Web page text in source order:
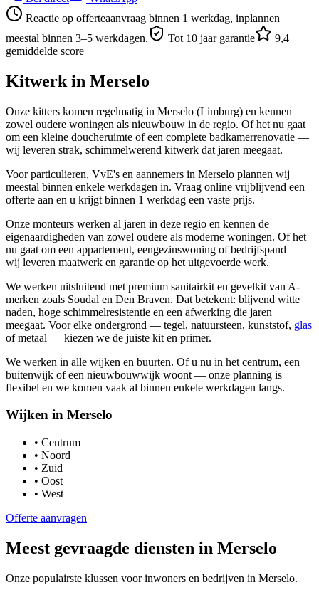
Reactie op offerteaanvraag binnen 1 werkdag, inplannen
meestal binnen 3–5 werkdagen.
Tot 10 jaar garantie
9,4
gemiddelde score
Kitwerk in Merselo
Onze kitters komen regelmatig in Merselo (Limburg) en kennen
zowel oudere woningen als nieuwbouw in de regio. Of het nu gaat
om een kleine doucheruimte of een complete badkamerrenovatie —
wij leveren strak, schimmelwerend kitwerk dat jaren meegaat.
Voor particulieren, VvE's en aannemers in Merselo plannen wij
meestal binnen enkele werkdagen in. Vraag online vrijblijvend een
offerte aan en u krijgt binnen 1 werkdag een vaste prijs.
Onze monteurs werken al jaren in deze regio en kennen de
eigenaardigheden van zowel oudere als moderne woningen. Of het
nu gaat om een appartement, eengezinswoning of bedrijfspand —
wij leveren maatwerk en garantie op het uitgevoerde werk.
We werken uitsluitend met premium sanitairkit en gevelkit van A-
merken zoals Soudal en Den Braven. Dat betekent: blijvend witte
naden, hoge schimmelresistentie en een afwerking die jaren
meegaat. Voor elke ondergrond — tegel, natuursteen, kunststof, glas
of metaal — kiezen we de juiste kit en primer.
We werken in alle wijken en buurten. Of u nu in het centrum, een
buitenwijk of een nieuwbouwwijk woont — onze planning is
flexibel en we komen vaak al binnen enkele werkdagen langs.
Wijken in Merselo
• Centrum
• Noord
• Zuid
• Oost
• West
Offerte aanvragen
Meest gevraagde diensten in Merselo
Onze populairste klussen voor inwoners en bedrijven in Merselo.